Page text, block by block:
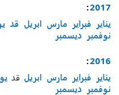
2017
:
يناير فبراير مارس ابريل قد
نوفمبر ديسمبر
2016
:
يناير فبراير مارس ابريل قد
نوفمبر ديسمبر